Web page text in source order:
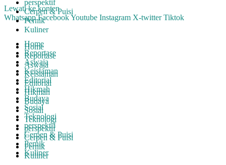
Lewati ke konten
Whatsapp FacebookYoutube Instagram X-twitter Tiktok
Home
Reportase
Aswaja
Keislaman
Editorial
Hikmah
Budaya
Sosial
Teknologi
perspektif
Cerpen & Puisi
Pernik
Kuliner
perspektif
Cerpen & Puisi
Pernik
Kuliner
Home
Reportase
Aswaja
Keislaman
Editorial
Hikmah
Budaya
Sosial
Teknologi
perspektif
Cerpen & Puisi
Pernik
Kuliner